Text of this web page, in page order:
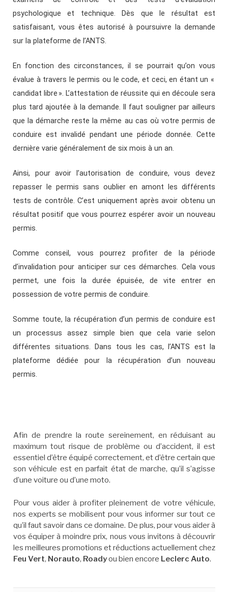
psychologique et technique. Dès que le résultat est
satisfaisant, vous êtes autorisé à poursuivre la demande
sur la plateforme de l’ANTS.
En fonction des circonstances, il se pourrait qu’on vous
évalue à travers le permis ou le code, et ceci, en étant un «
candidat libre ». L’attestation de réussite qui en découle sera
plus tard ajoutée à la demande. Il faut souligner par ailleurs
que la démarche reste la même au cas où votre permis de
conduire est invalidé pendant une période donnée. Cette
dernière varie généralement de six mois à un an.
Ainsi, pour avoir l’autorisation de conduire, vous devez
repasser le permis sans oublier en amont les différents
tests de contrôle. C’est uniquement après avoir obtenu un
résultat positif que vous pourrez espérer avoir un nouveau
permis.
Comme conseil, vous pourrez profiter de la période
d’invalidation pour anticiper sur ces démarches. Cela vous
permet, une fois la durée épuisée, de vite entrer en
possession de votre permis de conduire.
Somme toute, la récupération d’un permis de conduire est
un processus assez simple bien que cela varie selon
différentes situations. Dans tous les cas, l’ANTS est la
plateforme dédiée pour la récupération d’un nouveau
permis.
Afin de prendre la route sereinement, en réduisant au
maximum tout risque de problème ou d’accident, il est
essentiel d’être équipé correctement, et d’être certain que
son véhicule est en parfait état de marche, qu’il s’agisse
d’une voiture ou d’une moto.
Pour vous aider à profiter pleinement de votre véhicule,
nos experts se mobilisent pour vous informer sur tout ce
qu’il faut savoir dans ce domaine. De plus, pour vous aider à
vos équiper à moindre prix, nous vous invitons à découvrir
les meilleures promotions et réductions actuellement chez
Feu Vert, Norauto, Roadyou bien encore Leclerc Auto.